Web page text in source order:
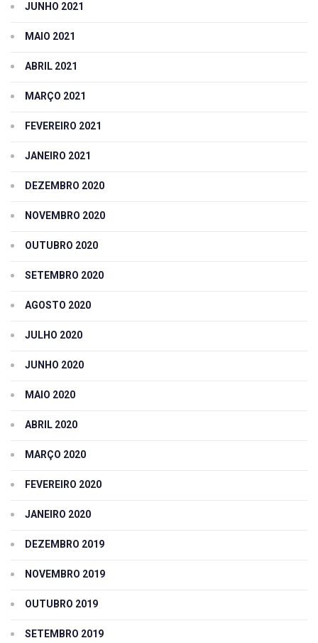
JUNHO 2021
MAIO 2021
ABRIL 2021
MARÇO 2021
FEVEREIRO 2021
JANEIRO 2021
DEZEMBRO 2020
NOVEMBRO 2020
OUTUBRO 2020
SETEMBRO 2020
AGOSTO 2020
JULHO 2020
JUNHO 2020
MAIO 2020
ABRIL 2020
MARÇO 2020
FEVEREIRO 2020
JANEIRO 2020
DEZEMBRO 2019
NOVEMBRO 2019
OUTUBRO 2019
SETEMBRO 2019